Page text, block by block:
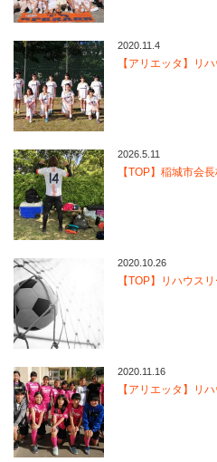
2020.11.4
【アリエッタ】リ
2026.5.11
【TOP】稲城市会
2020.10.26
【TOP】リハウス
2020.11.16
【アリエッタ】リ